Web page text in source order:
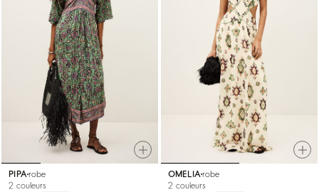
PIPA robe
2 couleurs
OMELIA robe
2 couleurs